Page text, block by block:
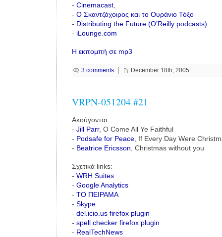
- Cinemacast,
- Ο Σκαντζόχοιρος και το Ουράνιο Τόξο
- Distributing the Future (O’Reilly podcasts)
- iLounge.com
Η εκπομπή σε mp3
3 comments December 18th, 2005
VRPN-051204 #21
Ακούγονται:
- Jill Parr, O Come All Ye Faithful
- Podsafe for Peace, If Every Day Were
- Beatrice Ericsson, Christmas without you
Σχετικά links:
- WRH Suites
- Google Analytics
- ΤΟ ΠΕΙΡΑΜΑ
- Skype
- del.icio.us firefox plugin
- spell checker firefox plugin
- RealTechNews